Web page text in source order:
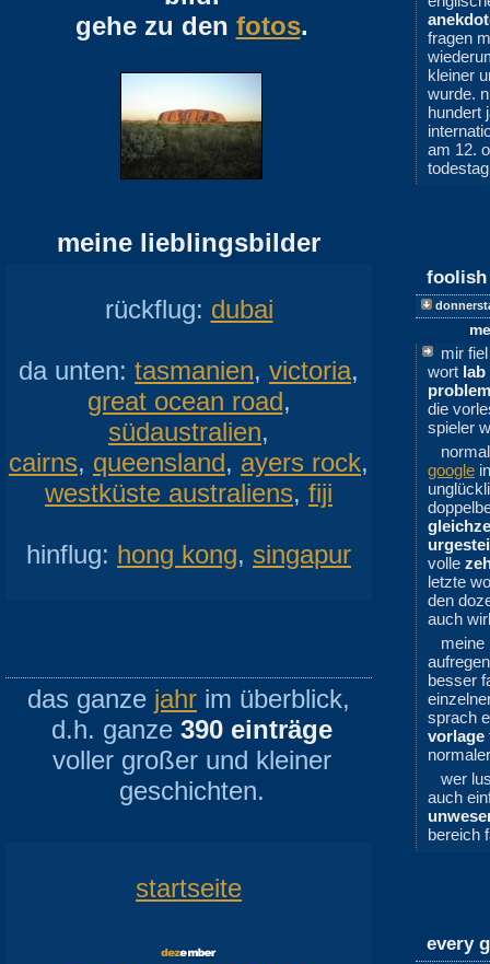
gehe zu den fotos.
meine lieblingsbilder
rückflug: dubai
da unten: tasmanien, victoria,
great ocean road,
südaustralien,
cairns, queensland, ayers rock,
westküste australiens, fiji
hinflug: hong kong, singapur
das ganze jahr im überblick,
d.h. ganze 390 einträge
voller großer und kleiner
geschichten.
startseite
fragen
kleiner
wurde.
hundert
am 12.
foolish
mir
wort lab
die
spieler
google
volle
letzte
den
auch
besser
sprach
vorlage
wer
auch
bereich
every